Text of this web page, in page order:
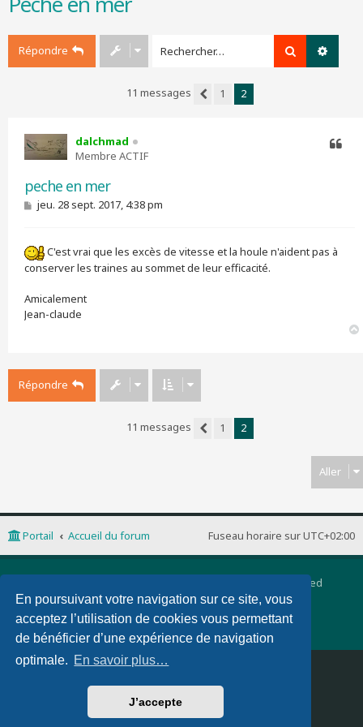
En poursuivant votre navigation sur ce site, vous
acceptez l’utilisation de cookies vous permettant
de bénéficier d’une expérience de navigation
optimale. En savoir plus…
J’accepte
Répondre Rechercher
11 messages
Précédent
1 2
dalchmad
Membre ACTIF
peche en mer
M
e
a
g
e
jeu. 28 sept. 2017, 4:38 pm
C'est vrai que les excès de vitesse et la houle n'aident pas à
conserver les traines au sommet de leur efficacité.
Amicalement
Jean-claude
Répondre
11 messages
Précédent
1 2
Aller
Fuseau horaire surUTC+02:00
Portail Accueil du forum
® Forum Software © phpBB Limited
Traduction française officielle©Qiaeru
phpBB 3 Quarto theme by
PixelGoose Studio
Confidentialité|Conditions